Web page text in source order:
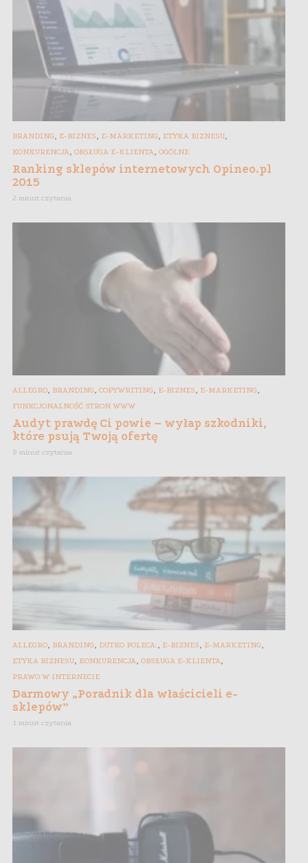
BRANDING E-BIZNES E-MARKETING ETYKA BIZNESU
KONKURENCJA OBSŁUGA E-KLIENTA OGÓLNE
Ranking sklepów internetowych Opineo.pl
2015
2 minut czytania
ALLEGRO, BRANDING, COPYWRITING, E-BIZNES, E-MARKETING,
FUNKCJONALNOŚĆ STRON WWW
Audyt prawdę Ci powie – wyłap szkodniki,
które psują Twoją ofertę
9 minut czytania
ALLEGRO BRANDING DUTKO POLECA: E-BIZNES E-MARKETING
ETYKA BIZNESU KONKURENCJA OBSŁUGA E-KLIENTA
PRAWO W INTERNECIE
Darmowy „Poradnik dla właścicieli e-
sklepów”
1 minut czytania